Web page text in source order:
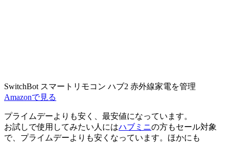
SwitchBot スマートリモコン ハブ2 赤外線家電を管理
Amazonで見る
プライムデーよりも安く、最安値になっています。
お試しで使用してみたい人にはハブミニの方もセール対象
で、プライムデーよりも安くなっています。ほかにも